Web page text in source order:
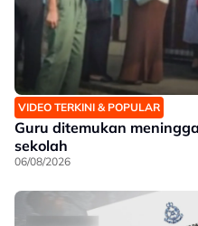
VIDEO TERKINI & POPULAR
Guru ditemukan
sekolah
06/08/2026